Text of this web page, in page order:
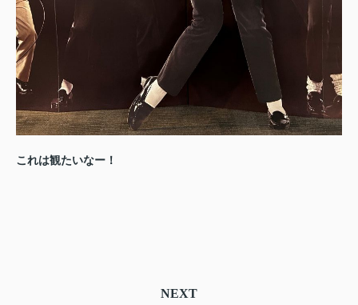
これは観たいなー！
NEXT